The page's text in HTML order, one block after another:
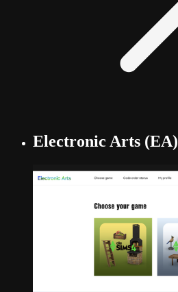
Electronic Arts (EA)